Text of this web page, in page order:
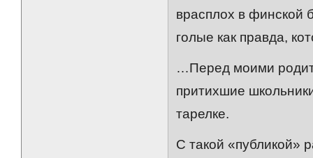
врасплох в финской
голые как правда,
…Перед моими
притихшие
тарелке.
С такой «публикой»